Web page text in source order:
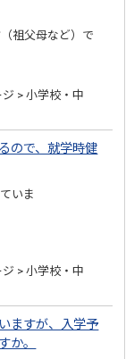
祖父母など）で
> 小学校・中
ので、就学時健
いま
> 小学校・中
ますが、入学予
か。